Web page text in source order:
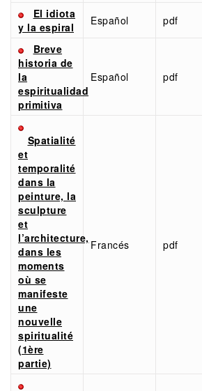
El idiota
y la espiral
Español pdf
Breve
historia de
la
espiritualidad
primitiva
Español pdf
Spatialité
et
temporalité
dans la
peinture, la
sculpture
et
l’architecture,
dans les
moments
où se
manifeste
une
nouvelle
spiritualité
(1ère
partie)
Francés pdf